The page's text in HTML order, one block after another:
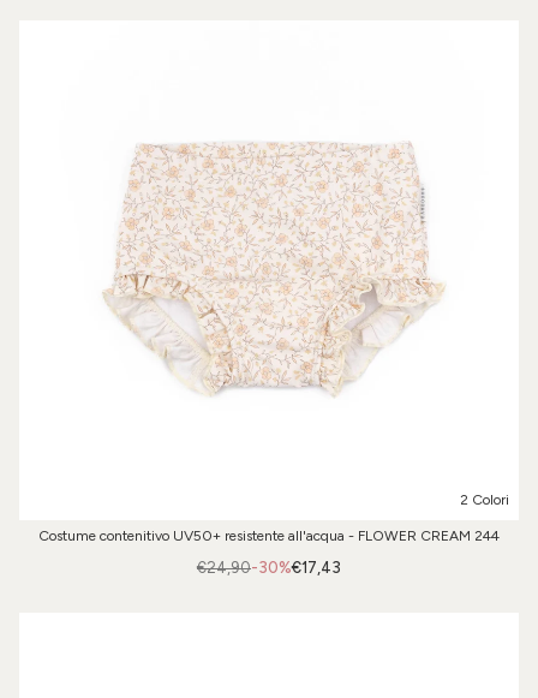
2 Colori
Costume contenitivo UV50+ resistente all'acqua - FLOWER CREAM 244
-30%
€24,90 €17,43